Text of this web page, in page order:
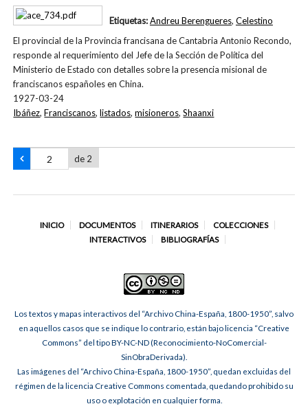
El provincial de la Provincia francisana de Cantabria Antonio Recondo,
responde al requerimiento del Jefe de la Sección de Política del
Ministerio de Estado con detalles sobre la presencia misional de
franciscanos españoles en China.
1927-03-24
Etiquetas:Andreu Berengueres, Celestino
Ibáñez,Franciscanos,listados,misioneros,Shaanxi
de 2
INICIO DOCUMENTOS ITINERARIOS
COLECCIONES
INTERACTIVOS
BIBLIOGRAFÍAS
Los textos y mapas interactivos del “Archivo China-España, 1800-1950”, salvo
en aquellos casos que se indique lo contrario, están bajo licencia “Creative
Commons” del tipo BY-NC-ND (Reconocimiento-NoComercial-
SinObraDerivada).
Las imágenes del “Archivo China-España, 1800-1950”, quedan excluidas del
régimen de la licencia Creative Commons comentada, quedando prohibido su
uso o explotación en cualquier forma.